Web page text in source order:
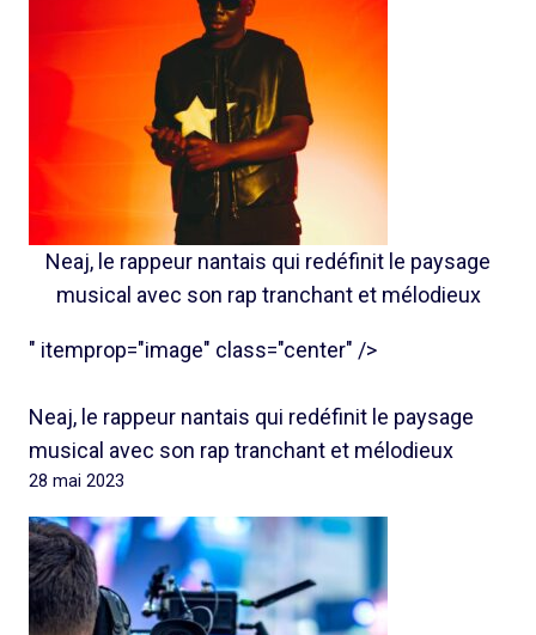
Neaj, le rappeur nantais qui redéfinit le paysage
musical avec son rap tranchant et mélodieux
" itemprop="image" class="center" />
Neaj, le rappeur nantais qui redéfinit le paysage
musical avec son rap tranchant et mélodieux
28 mai 2023